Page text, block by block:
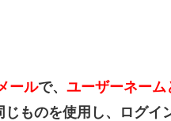
ールで、 ユーザーネー
ものを使用し、ログイ